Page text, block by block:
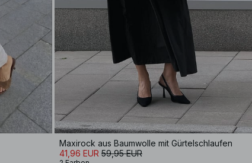
Maxirock aus Baumwolle mit Gürtelschlaufen
41,96 EUR 59,95 EUR